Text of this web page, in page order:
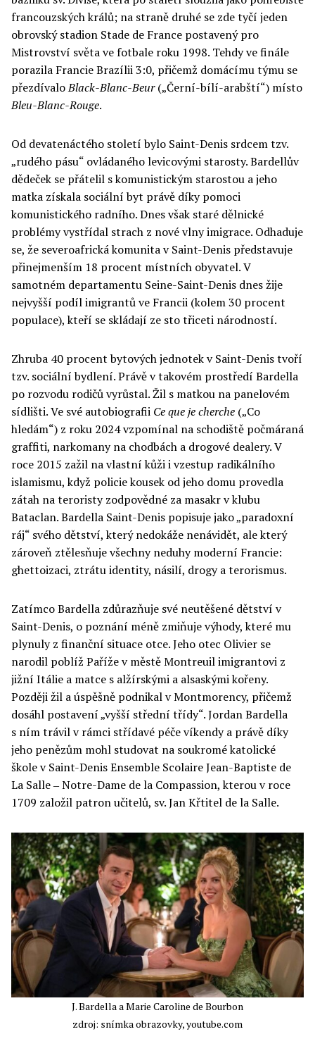
francouzských králů; na straně druhé se zde tyčí jeden
obrovský stadion Stade de France postavený pro
Mistrovství světa ve fotbale roku 1998. Tehdy ve finále
porazila Francie Brazílii 3:0, přičemž domácímu týmu se
přezdívaloBlack-Blanc-Beur(„Černí-bílí-arabští“) místo
Bleu-Blanc-Rouge.
Od devatenáctého století bylo Saint-Denis srdcem tzv.
„rudého pásu“ ovládaného levicovými starosty. Bardellův
dědeček se přátelil s komunistickým starostou a jeho
matka získala sociální byt právě díky pomoci
komunistického radního. Dnes však staré dělnické
problémy vystřídal strach z nové vlny imigrace. Odhaduje
se, že severoafrická komunita v Saint-Denis představuje
přinejmenším 18 procent místních obyvatel. V
samotném departamentu Seine-Saint-Denis dnes žije
nejvyšší podíl imigrantů ve Francii (kolem 30 procent
populace), kteří se skládají ze sto třiceti národností.
Zhruba 40 procent bytových jednotek v Saint-Denis tvoří
tzv. sociální bydlení. Právě v takovém prostředí Bardella
po rozvodu rodičů vyrůstal. Žil s matkou na panelovém
sídlišti. Ve své autobiografii Ce que je cherche („Co
hledám“) z roku 2024 vzpomínal na schodiště počmáraná
graffiti, narkomany na chodbách a drogové dealery. V
roce 2015 zažil na vlastní kůži i vzestup radikálního
islamismu, když policie kousek od jeho domu provedla
zátah na teroristy zodpovědné za masakr v klubu
Bataclan. Bardella Saint-Denis popisuje jako „paradoxní
ráj“ svého dětství, který nedokáže nenávidět, ale který
zároveň ztělesňuje všechny neduhy moderní Francie:
ghettoizaci, ztrátu identity, násilí, drogy a terorismus.
Zatímco Bardella zdůrazňuje své neutěšené dětství v
Saint-Denis, o poznání méně zmiňuje výhody, které mu
plynuly z finanční situace otce. Jeho otec Olivier se
narodil poblíž Paříže v městě Montreuil imigrantovi z
jižní Itálie a matce s alžírskými a alsaskými kořeny.
Později žil a úspěšně podnikal v Montmorency, přičemž
dosáhl postavení „vyšší střední třídy“. Jordan Bardella
s ním trávil v rámci střídavé péče víkendy a právě díky
jeho penězům mohl studovat na soukromé katolické
škole v Saint-Denis Ensemble Scolaire Jean-Baptiste de
La Salle ‒ Notre-Dame de la Compassion, kterou v roce
1709 založil patron učitelů, sv. Jan Křtitel de la Salle.
J. Bardella a Marie Caroline de Bourbon
zdroj: snímka obrazovky, youtube.com